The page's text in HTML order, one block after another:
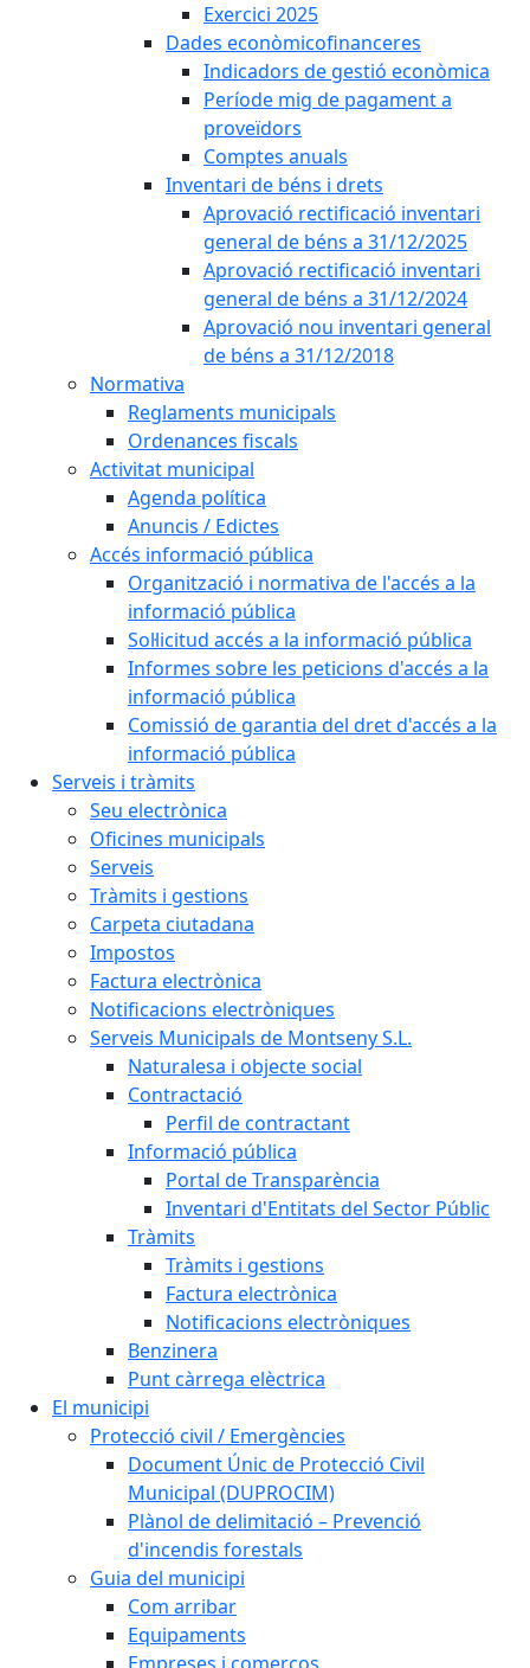
Exercici 2025
Dades econòmicofinanceres
Indicadors de gestió econòmica
Període mig de pagament a
proveïdors
Comptes anuals
Inventari de béns i drets
Aprovació rectificació inventari
general de béns a 31/12/2025
Aprovació rectificació inventari
general de béns a 31/12/2024
Aprovació nou inventari general
de béns a 31/12/2018
Normativa
Reglaments municipals
Ordenances fiscals
Activitat municipal
Agenda política
Anuncis / Edictes
Accés informació pública
Organització i normativa de l'accés a la
informació pública
Sol·licitud accés a la informació pública
Informes sobre les peticions d'accés a la
informació pública
Comissió de garantia del dret d'accés a la
informació pública
Serveis i tràmits
Seu electrònica
Oficines municipals
Serveis
Tràmits i gestions
Carpeta ciutadana
Impostos
Factura electrònica
Notificacions electròniques
Serveis Municipals de Montseny S.L.
Naturalesa i objecte social
Contractació
Perfil de contractant
Informació pública
Portal de Transparència
Inventari d'Entitats del Sector Públic
Tràmits
Tràmits i gestions
Factura electrònica
Notificacions electròniques
Benzinera
Punt càrrega elèctrica
El municipi
Protecció civil / Emergències
Document Únic de Protecció Civil
Municipal (DUPROCIM)
Plànol de delimitació – Prevenció
d'incendis forestals
Guia del municipi
Com arribar
Equipaments